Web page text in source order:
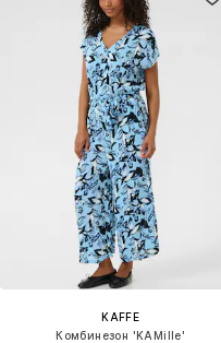
KAFFE
Комбинезон 'KAMille'